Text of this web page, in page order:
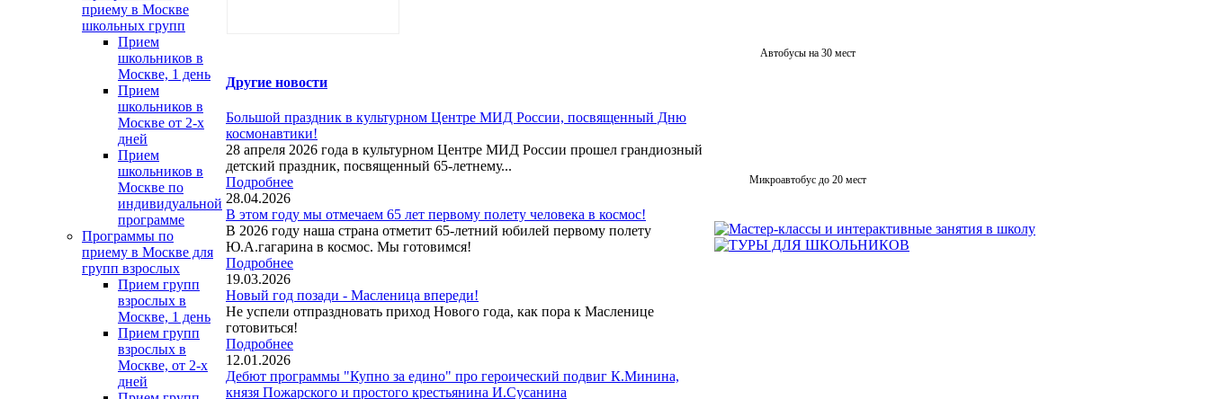
приему в Москве
школьных групп
Прием
школьников в
Москве, 1 день
Прием
школьников в
Москве от 2-х
дней
Прием
школьников в
Москве по
индивидуальной
программе
Программы по
приему в Москве для
групп взрослых
Прием групп
взрослых в
Москве, 1 день
Прием групп
взрослых в
Москве, от 2-х
дней
Другие новости
Большой праздник в культурном Центре МИД России, посвященный Дню
космонавтики!
28 апреля 2026 года в культурном Центре МИД России прошел грандиозный
детский праздник, посвященный 65-летнему...
Подробнее
28.04.2026
В этом году мы отмечаем 65 лет первому полету человека в космос!
В 2026 году наша страна отметит 65-летний юбилей первому полету
Ю.А.гагарина в космос. Мы готовимся!
Подробнее
19.03.2026
Новый год позади - Масленица впереди!
Не успели отпраздновать приход Нового года, как пора к Масленице
готовиться!
Подробнее
12.01.2026
Дебют программы "Купно за едино" про героический подвиг К.Минина,
князя Пожарского и простого крестьянина И.Сусанина
Автобусы на 30 мест
Микроавтобус до 20 мест